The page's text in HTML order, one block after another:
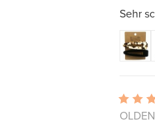
Sehr